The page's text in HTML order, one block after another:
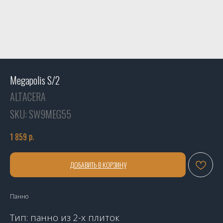
Megapolis S/2
ALTACERA
SKU:SW9MEG55
1 859 р.
ДОБАВИТЬ В КОРЗИНУ
Панно
Тип: панно из 2-х плиток